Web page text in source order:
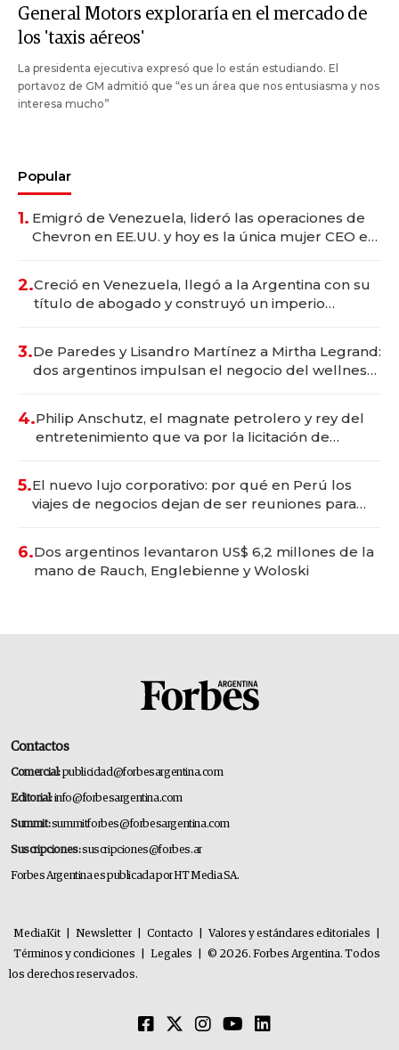
General Motors exploraría en el mercado de
los 'taxis aéreos'
La presidenta ejecutiva expresó que lo están estudiando. El
portavoz de GM admitió que “es un área que nos entusiasma y nos
interesa mucho”
Popular
1. Emigró de Venezuela, lideró las operaciones de
Chevron en EE.UU. y hoy es la única mujer CEO en
2.Creció en Venezuela, llegó a la Argentina con su
título de abogado y construyó un imperio
3.De Paredes y Lisandro Martínez a Mirtha Legrand:
dos argentinos impulsan el negocio del wellness
4.Philip Anschutz, el magnate petrolero y rey del
entretenimiento que va por la licitación de
5.El nuevo lujo corporativo: por qué en Perú los
viajes de negocios dejan de ser reuniones para
6.Dos argentinos levantaron US$ 6,2 millones de la
mano de Rauch, Englebienne y Woloski
Contactos
Comercial:publicidad@forbesargentina.com
Editorial:info@forbesargentina.com
Summit:summitforbes@forbesargentina.com
Suscripciones:suscripciones@forbes.ar
Forbes Argentina es publicada por HT Media SA.
MediaKit Newsletter Contacto Valores y estándares editoriales
Términos y condiciones
Legales
© 2026. Forbes Argentina. Todos
los derechos reservados.